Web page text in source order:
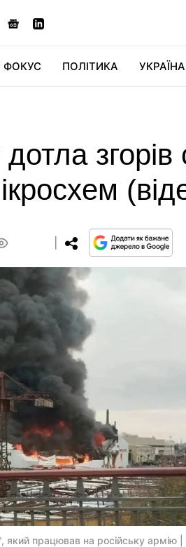
ФОКУС ПОЛІТИКА УКРАЇНА
згорів
який працював на російську армію